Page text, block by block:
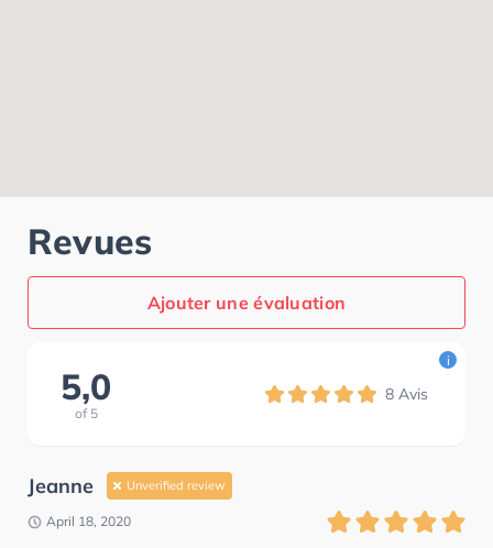
Revues
Ajouter une évaluation
5,0
of 5
8 Avis
i
Jeanne Unverified review
April 18, 2020